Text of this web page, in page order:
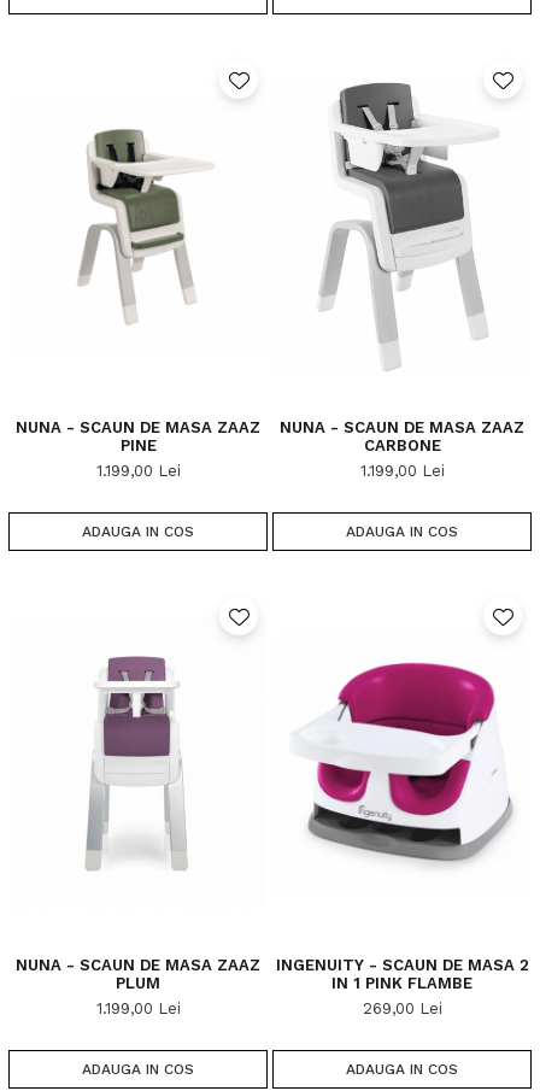
NUNA - SCAUN DE MASA ZAAZ
PINE
1.199,00 Lei
ADAUGA IN COS
NUNA - SCAUN DE MASA ZAAZ
CARBONE
1.199,00 Lei
ADAUGA IN COS
NUNA - SCAUN DE MASA ZAAZ
PLUM
1.199,00 Lei
ADAUGA IN COS
INGENUITY - SCAUN DE MASA 2
IN 1 PINK FLAMBE
269,00 Lei
ADAUGA IN COS